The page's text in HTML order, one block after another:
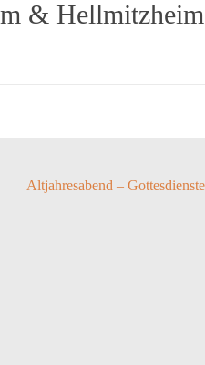
& Hellmitzheim
Altjahresabend –